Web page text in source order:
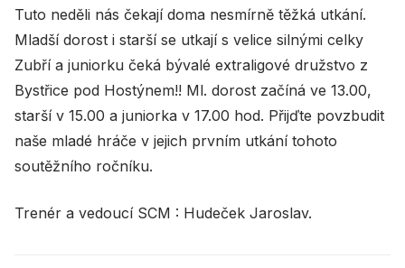
Tuto neděli nás čekají doma nesmírně těžká utkání.
Mladší dorost i starší se utkají s velice silnými celky
Zubří a juniorku čeká bývalé extraligové družstvo z
Bystřice pod Hostýnem!! Ml. dorost začíná ve 13.00,
starší v 15.00 a juniorka v 17.00 hod. Přijďte povzbudit
naše mladé hráče v jejich prvním utkání tohoto
soutěžního ročníku.
Trenér a vedoucí SCM : Hudeček Jaroslav.